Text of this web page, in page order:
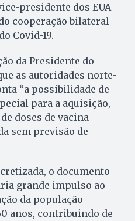
presidente dos EUA
cooperação bilateral
Covid-19.
da Presidente do
as autoridades norte-
“a possibilidade de
para a aquisição,
doses de vacina
sem previsão de
o documento
grande impulso ao
da população
anos, contribuindo de